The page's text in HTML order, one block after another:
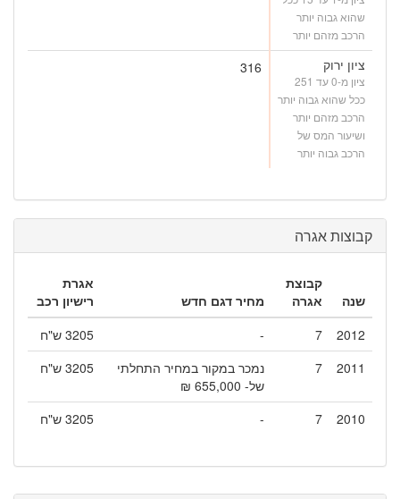
שהוא גבוה יותר
הרכב מזהם יותר
ציון ירוק
ציון מ-0 עד 251
ככל שהוא גבוה יותר
הרכב מזהם יותר
ושיעור המס של
הרכב גבוה יותר
316
קבוצות אגרה
שנה
קבוצת
אגרה
מחיר דגם חדש
אגרת
רישיון רכב
2012
7
-
3205 ש"ח
2011
7
נמכר במקור במחיר התחלתי
של- 655,000 ₪
3205 ש"ח
2010
7
- 3205 ש"ח